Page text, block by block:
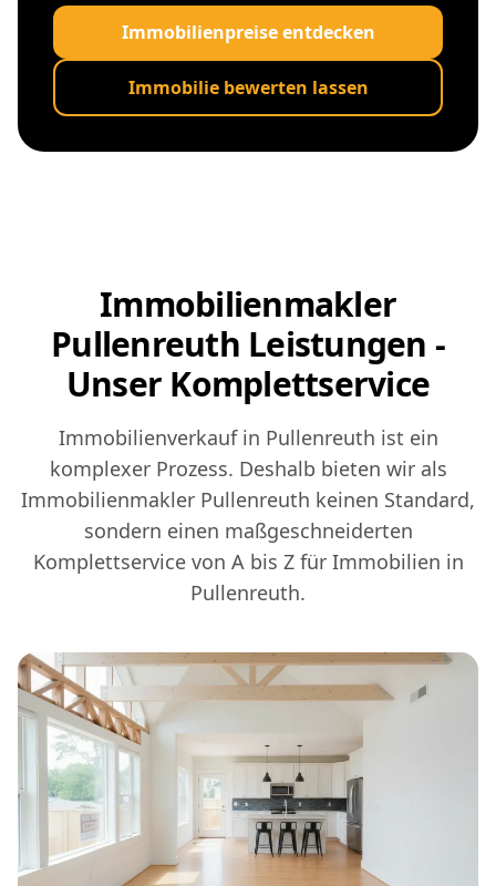
Immobilienpreise entdecken
Immobilie bewerten lassen
Immobilienmakler
Pullenreuth Leistungen -
Unser Komplettservice
Immobilienverkauf in Pullenreuth ist ein
komplexer Prozess. Deshalb bieten wir als
Immobilienmakler Pullenreuth keinen Standard,
sondern einen maßgeschneiderten
Komplettservice von A bis Z für Immobilien in
Pullenreuth.